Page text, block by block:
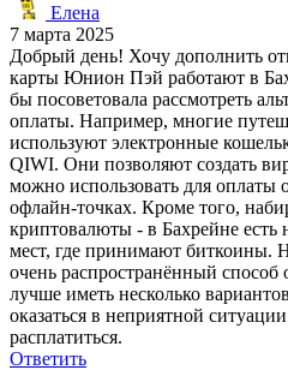
Елена
7 марта 2025
Добрый день! Хочу дополнить
карты Юнион Пэй работают в
бы посоветовала рассмотреть
оплаты. Например, многие
используют электронные
QIWI. Они позволяют создать
можно использовать для оплаты
офлайн-точках. Кроме того,
криптовалюты - в Бахрейне есть
мест, где принимают биткоины.
очень распространённый
лучше иметь несколько
оказаться в неприятной
расплатиться.
Ответить